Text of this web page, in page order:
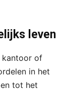
leven
kantoor of
in het
tot het